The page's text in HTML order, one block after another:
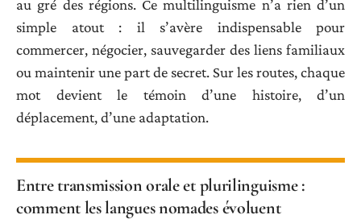
au gré des régions. Ce multilinguisme n’a rien d’un
simple atout : il s’avère indispensable pour
commercer, négocier, sauvegarder des liens familiaux
ou maintenir une part de secret. Sur les routes, chaque
mot devient le témoin d’une histoire, d’un
déplacement, d’une adaptation.
Entre transmission orale et plurilinguisme :
comment les langues nomades évoluent